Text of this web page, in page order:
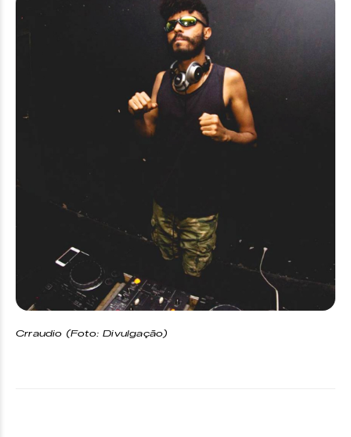
Crraudio (Foto: Divulgação)